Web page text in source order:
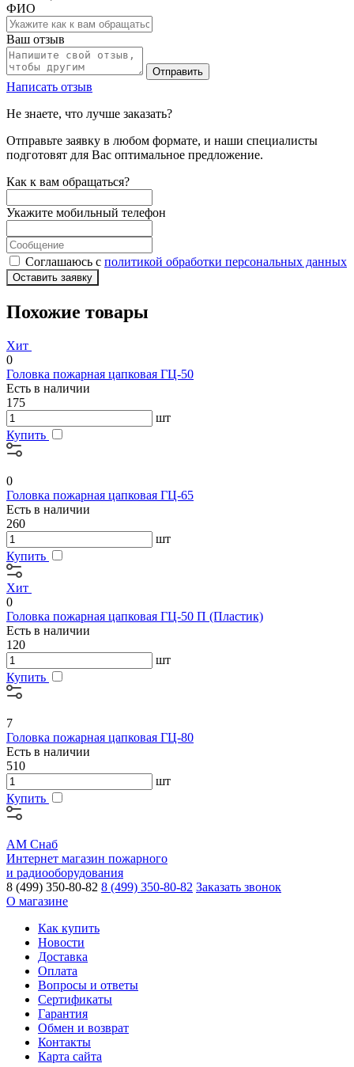
ФИО
Ваш отзыв
Отправить
Написать отзыв
Не знаете, что лучше заказать?
Отправьте заявку в любом формате, и наши специалисты
подготовят для Вас оптимальное предложение.
Как к вам обращаться?
Укажите мобильный телефон
Соглашаюсь с политикой обработки персональных данных
Оставить заявку
Похожие товары
Хит
0
Головка пожарная цапковая ГЦ-50
Есть в наличии
175
шт
Купить
0
Головка пожарная цапковая ГЦ-65
Есть в наличии
260
шт
Купить
Хит
0
Головка пожарная цапковая ГЦ-50 П (Пластик)
Есть в наличии
120
шт
Купить
7
Головка пожарная цапковая ГЦ-80
Есть в наличии
510
шт
Купить
АМ Снаб
Интернет магазин пожарного
и радиооборудования
8 (499) 350-80-82 8 (499) 350-80-82 Заказать звонок
О магазине
Как купить
Новости
Доставка
Оплата
Вопросы и ответы
Сертификаты
Гарантия
Обмен и возврат
Контакты
Карта сайта